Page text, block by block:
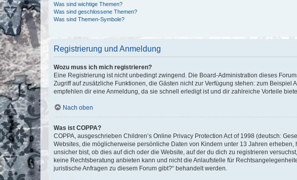
Was sind wichtige Themen?
Was sind geschlossene Themen?
Was sind Themen-Symbole?
Registrierung und Anmeldung
Wozu muss ich mich registrieren?
Eine Registrierung ist nicht unbedingt zwingend. Die Board-Administration dieses
Zugriff auf zusätzliche Funktionen, die Gästen nicht zur Verfügung stehen: zum
empfehlen dir eine Anmeldung, da sie schnell erledigt ist und dir zahlreiche Vorteile
Nach oben
Was ist COPPA?
COPPA, ausgeschrieben Children’s Online Privacy Protection Act of 1998 (deutsch:
Websites, die möglicherweise persönliche Daten von Kindern unter 13 Jahren
unsicher bist, ob dies auf dich oder die Website, auf der du dich zu registrieren
keine Rechtsberatung anbieten kann und nicht die Anlaufstelle für
juristische Anfragen zu diesem Forum gibt?“ behandelt werden.